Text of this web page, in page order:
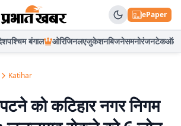
ePaper
पश्चिम बंगाल ओरिजिनलएजुकेशनबिजनेसमनोरंजनटेकऑटो
Katihar
को कटिहार नगर निगम